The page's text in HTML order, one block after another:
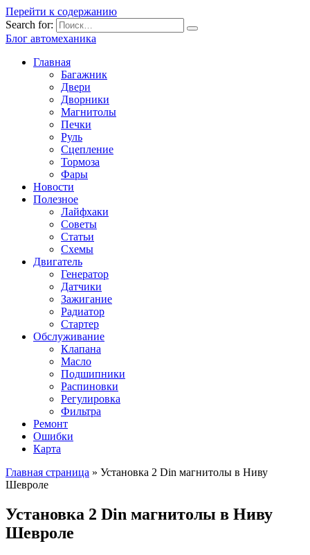
Перейти к содержанию
Search for:
Блог автомеханика
Главная
Багажник
Двери
Дворники
Магнитолы
Печки
Руль
Сцепление
Тормоза
Фары
Новости
Полезное
Лайфхаки
Советы
Статьи
Схемы
Двигатель
Генератор
Датчики
Зажигание
Радиатор
Стартер
Обслуживание
Клапана
Масло
Подшипники
Распиновки
Регулировка
Фильтра
Ремонт
Ошибки
Карта
Главная страница » Установка 2 Din магнитолы в Ниву
Шевроле
Установка 2 Din магнитолы в Ниву
Шевроле